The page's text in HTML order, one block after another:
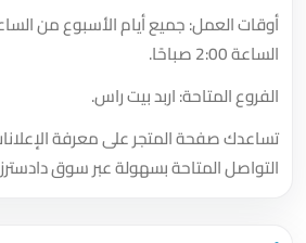
الساعة 2:00 صباحًا.
الفروع المتاحة: اربد بيت راس.
تساعدك صفحة المتجر على معرفة
التواصل المتاحة بسهولة عبر سوق